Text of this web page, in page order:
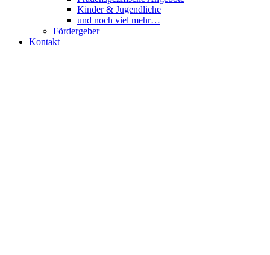
Kinder & Jugendliche
und noch viel mehr…
Fördergeber
Kontakt